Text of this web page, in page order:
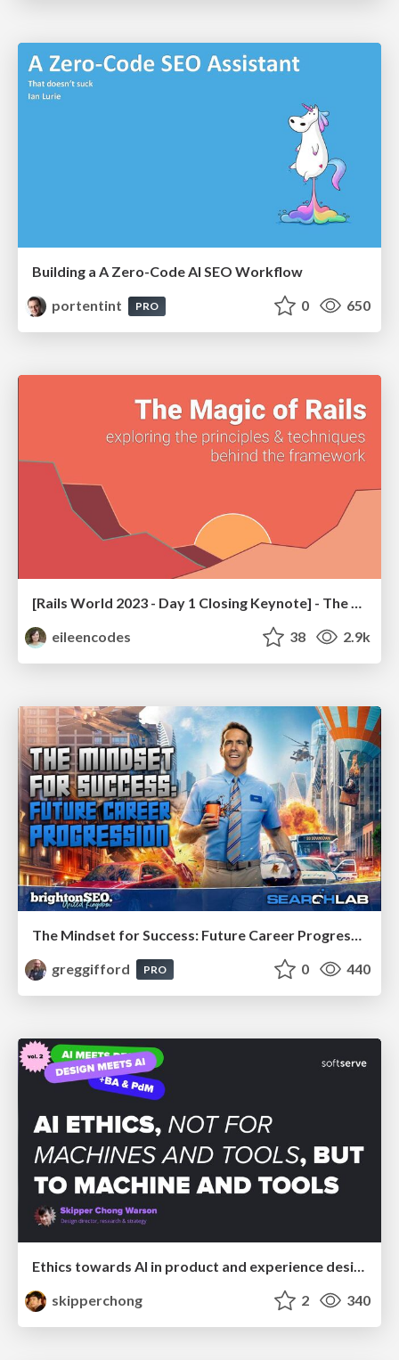
Building a A Zero-Code AI SEO Workflow
portentint
PRO 0 650
[Rails World 2023 - Day 1 Closing Keynote] - The Magic of Rails
eileencodes
38 2.9k
greggifford
PRO 0 440
Ethics towards AI in product and experience design
skipperchong
2 340